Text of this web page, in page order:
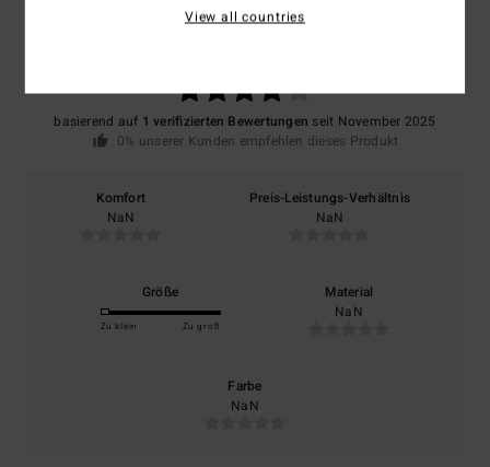
4.0
basierend auf 1 verifizierten Bewertungen seit November 2025
0% unserer Kunden empfehlen dieses Produkt
Komfort
NaN
Preis-Leistungs-Verhältnis
NaN
Größe
Zu klein Zu groß
Material
NaN
Farbe
NaN
View all countries